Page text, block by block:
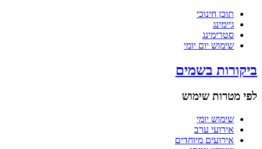
תוכן חינוכי
גיימינג
סטרימינג
שימוש יום יומי
ביקורות בשמים
לפי מטרות שימוש
שימוש יומי
אירועי ערב
אירועים מיוחדים